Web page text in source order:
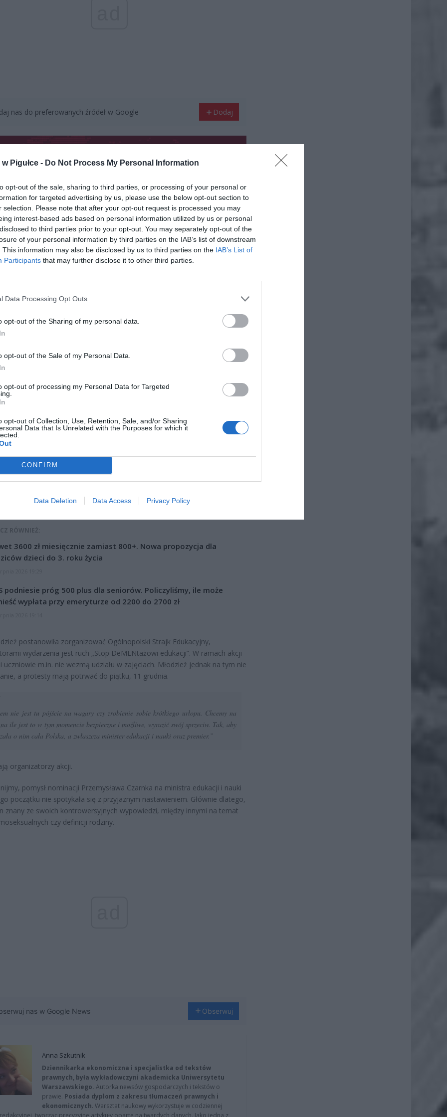
Pigułce - Do Not Process My Personal Information
opt-out of the sale, sharing to third parties, or processing of your personal or
for targeted advertising by us, please use the below opt-out section to
selection. Please note that after your opt-out request is processed you may
interest-based ads based on personal information utilized by us or personal
to third parties prior to your opt-out. You may separately opt-out of the
of your personal information by third parties on the IAB’s list of downstream
This information may also be disclosed by us to third parties on the IAB’s List of
Participants that may further disclose it to other third parties.
Data Processing Opt Outs
opt-out of the Sharing of my personal data.
opt-out of the Sale of my Personal Data.
opt-out of processing my Personal Data for Targeted
opt-out of Collection, Use, Retention, Sale, and/or Sharing
Data that Is Unrelated with the Purposes for which it
CONFIRM
Data Deletion Data Access Privacy Policy
nas do preferowanych źródeł w Google Dodaj
Czarnka. Ich zdaniem w resorcie nie ma miejsca na homofobicznego
sprzeciwiają się ministrowi. Już wcześniej zebrali ponad 90 tysięcy
pod petycją w sprawie odwołania go ze stanowiska. Premier jednak na
ad
RÓWNIEŻ:
3600 zł miesięcznie zamiast 800+. Nowa propozycja dla
dzieci do 3. roku życia
podniesie próg 500 plus dla seniorów. Policzyliśmy, ile może
wypłata przy emeryturze od 2200 do 2700 zł
postanowiła zorganizować Ogólnopolski Strajk Edukacyjny,
wydarzenia jest ruch „Stop DeMENtażowi edukacji”. W ramach akcji
uczniowie m.in. nie wezmą udziału w zajęciach. Młodzież jednak na tym nie
a protesty mają potrwać do piątku, 11 grudnia.
nie jest tu pójście na wagary czy zrobienie sobie krótkiego urlopu. Chcemy na
ile jest to w tym momencie bezpieczne i możliwe, wyrazić swój sprzeciw. Tak, aby
o nim cała Polska, a zwłaszcza minister edukacji i nauki oraz premier.”
organizatorzy akcji.
pomysł nominacji Przemysława Czarnka na ministra edukacji i nauki
początku nie spotykała się z przyjaznym nastawieniem. Głównie dlatego,
znany ze swoich kontrowersyjnych wypowiedzi, między innymi na temat
czy definicji rodziny.
nas w Google News Obserwuj
Anna Szkutnik
Dziennikarka ekonomiczna i specjalistka od tekstów
prawnych, była wykładowczyni akademicka Uniwersytetu
Warszawskiego. Autorka newsów gospodarczych i tekstów o
prawie. Posiada dyplom z zakresu tłumaczeń prawnych i
ekonomicznych. Warsztat naukowy wykorzystuje w codziennej
tworząc precyzyjne artykuły oparte na twardych danych. Jako jedna z